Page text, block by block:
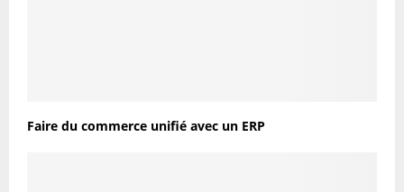
Faire du commerce unifié avec un ERP